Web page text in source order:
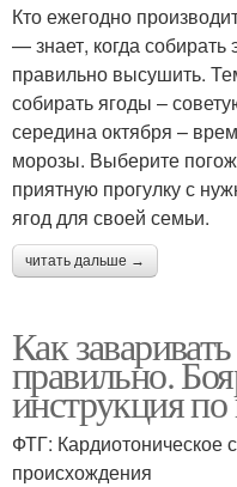
Кто ежегодно
— знает, когда
правильно высушить.
собирать ягоды –
середина октября –
морозы. Выберите
приятную прогулку с
ягод для своей семьи.
читать дальше →
Как
правильно.
инструкция
ФТГ: Кардиотоническое
происхождения